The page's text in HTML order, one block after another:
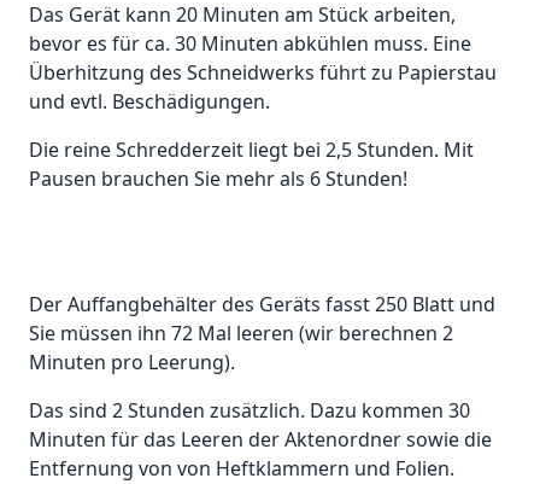
Das Gerät kann 20 Minuten am Stück arbeiten,
bevor es für ca. 30 Minuten abkühlen muss. Eine
Überhitzung des Schneidwerks führt zu Papierstau
und evtl. Beschädigungen.
Die reine Schredderzeit liegt bei 2,5 Stunden. Mit
Pausen brauchen Sie mehr als 6 Stunden!
Der Auffangbehälter des Geräts fasst 250 Blatt und
Sie müssen ihn 72 Mal leeren (wir berechnen 2
Minuten pro Leerung).
Das sind 2 Stunden zusätzlich. Dazu kommen 30
Minuten für das Leeren der Aktenordner sowie die
Entfernung von von Heftklammern und Folien.